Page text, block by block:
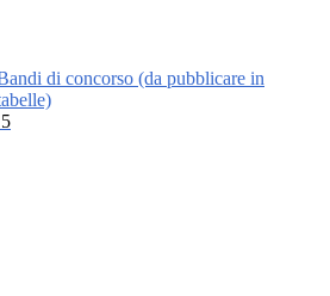
di concorso (da pubblicare in
5